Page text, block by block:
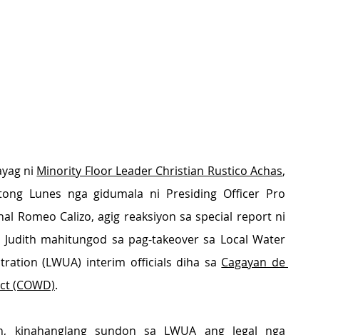
ni Minority Floor Leader Christian Rustico Achas,
Lunes nga gidumala ni Presiding Officer Pro
Romeo Calizo, agig reaksiyon sa special report ni
Judith mahitungod sa pag-takeover sa Local Water
(LWUA) interim officials diha sa Cagayan de
(COWD).
kinahanglang sundon sa LWUA ang legal nga